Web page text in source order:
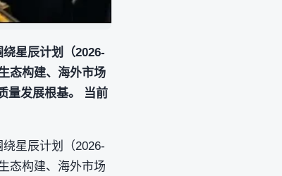
星辰计划（2026-
态构建、海外市场
量发展根基。 当前
星辰计划（2026-
态构建、海外市场